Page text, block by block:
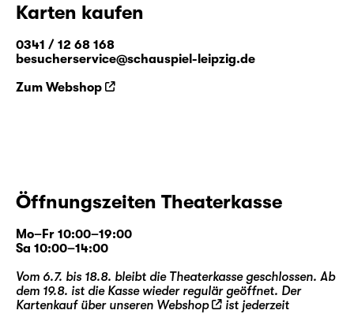
Karten kaufen
0341 / 12 68 168
besucherservice@schauspiel-leipzig.de
Zum Webshop
Öffnungszeiten Theaterkasse
Mo–Fr 10:00–19:00
Sa 10:00–14:00
Vom 6.7. bis 18.8. bleibt die Theaterkasse geschlossen. Ab
dem 19.8. ist die Kasse wieder regulär geöffnet. Der
Kartenkauf über unseren Webshop
ist jederzeit